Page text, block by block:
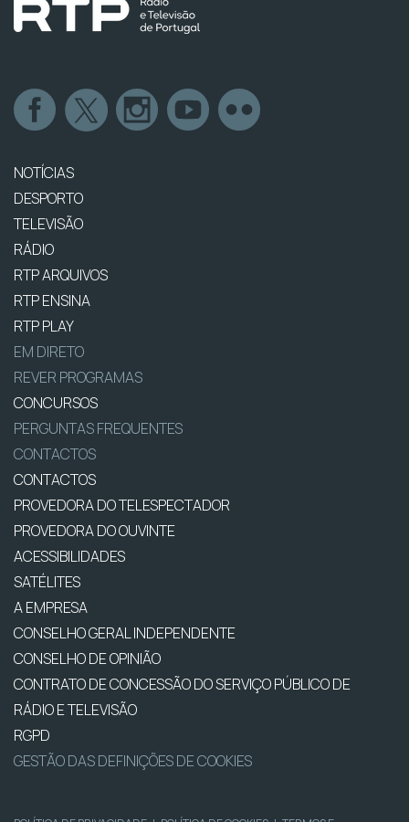
NOTÍCIAS
DESPORTO
TELEVISÃO
RÁDIO
RTP ARQUIVOS
RTP ENSINA
RTP PLAY
EM DIRETO
REVER PROGRAMAS
CONCURSOS
PERGUNTAS FREQUENTES
CONTACTOS
CONTACTOS
PROVEDORA DO TELESPECTADOR
PROVEDORA DO OUVINTE
ACESSIBILIDADES
SATÉLITES
A EMPRESA
CONSELHO GERAL INDEPENDENTE
CONSELHO DE OPINIÃO
CONTRATO DE CONCESSÃO DO SERVIÇO PÚBLICO DE
RÁDIO E TELEVISÃO
RGPD
GESTÃO DAS DEFINIÇÕES DE COOKIES